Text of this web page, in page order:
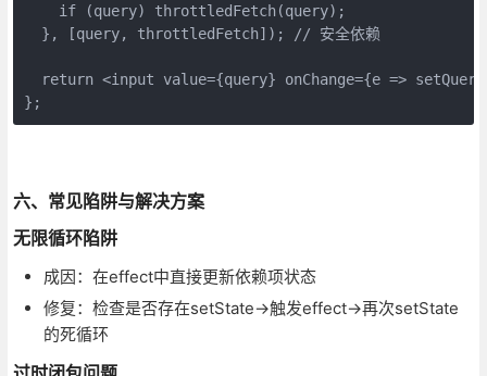
    if (query) throttledFetch(query);
  }, [query, throttledFetch]); // 安全依赖
return <input value={query} onChange={e =>
};
六、常见陷阱与解决方案
无限循环陷阱
成因：在effect中直接更新依赖项状态
修复：检查是否存在setState→触发effect→再次setState
的死循环